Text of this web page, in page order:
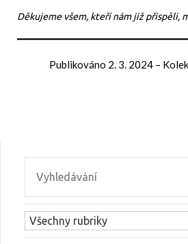
Děkujeme všem, kteří nám již přispěli,
Publikováno 2. 3. 2024 –